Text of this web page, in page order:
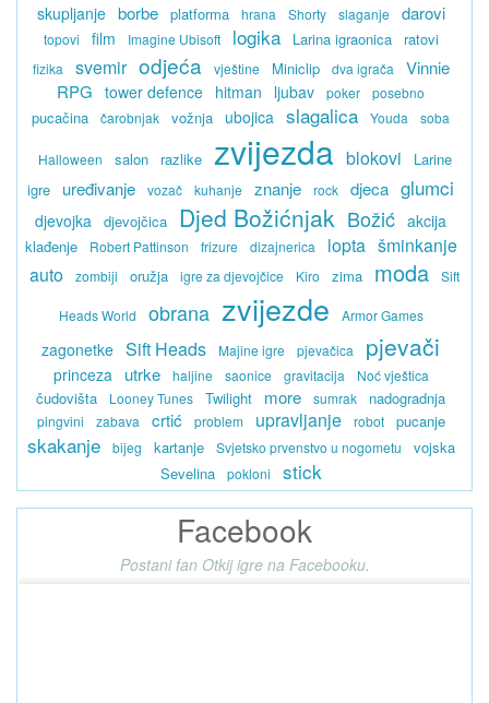
skupljanje borbe platforma hrana Shorty slaganje darovi
topovi film Imagine Ubisoft logika Larina igraonica ratovi
fizika svemir odjeća vještine Miniclip dva igrača
Vinnie
RPG tower defence hitman ljubav poker posebno
pucačina čarobnjak vožnja ubojica slagalica Youda soba
Halloween salon razlike zvijezda blokovi
Larine
igre
uređivanje vozač kuhanje znanje rock djeca glumci
djevojka djevojčica Djed Božićnjak Božić akcija
klađenje Robert Pattinson frizure dizajnerica lopta šminkanje
auto
zombiji oružja igre za djevojčice Kiro zima moda Sift
Heads World obrana zvijezde Armor Games
zagonetke Sift Heads Majine igre pjevačica pjevači
princeza utrke haljine saonice gravitacija Noć vještica
čudovišta Looney Tunes Twilight more sumrak nadogradnja
pingvini zabava crtić problem upravljanje robot pucanje
skakanje bijeg kartanje Svjetsko prvenstvo u nogometu
vojska
Sevelina
pokloni stick
Facebook
Postani fan Otkij igre na Facebooku.